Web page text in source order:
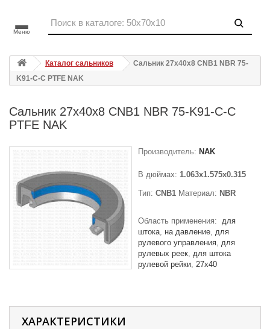
Меню
Каталог сальников
Сальник 27x40x8 CNB1 NBR 75-
K91-C-C PTFE NAK
Сальник 27x40x8 CNB1 NBR 75-K91-C-C
PTFE NAK
Производитель: NAK
В дюймах: 1.063x1.575x0.315
Тип: CNB1 Материал: NBR
Область применения: для
штока на давление для
рулевого управления для
рулевых реек для штока
рулевой рейки 27x40
ХАРАКТЕРИСТИКИ